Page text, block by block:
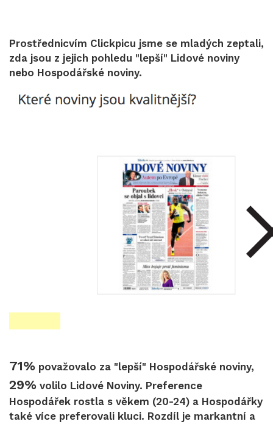
Prostřednicvím Clickpicu jsme se mladých zeptali,
zda jsou z jejich pohledu "lepší" Lidové noviny
nebo Hospodářské noviny.
71% považovalo za "lepší" Hospodářské noviny,
29% volilo Lidové Noviny. Preference
Hospodářek rostla s věkem (20-24) a Hospodářky
také více preferovali kluci. Rozdíl je markantní a